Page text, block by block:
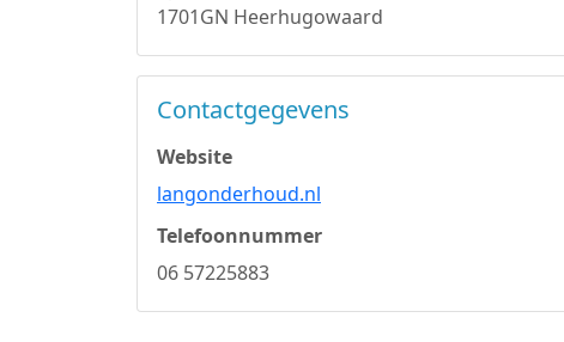
1701GN Heerhugowaard
Contactgegevens
Website
langonderhoud.nl
Telefoonnummer
06 57225883